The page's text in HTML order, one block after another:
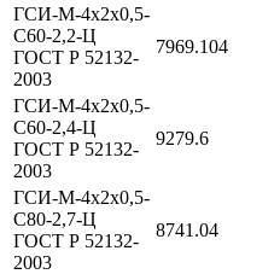
ГСИ-М-4х2х0,5-
С60-2,2-Ц
ГОСТ Р 52132-
2003
7969.104
ГСИ-М-4х2х0,5-
С60-2,4-Ц
ГОСТ Р 52132-
2003
9279.6
ГСИ-М-4х2х0,5-
С80-2,7-Ц
ГОСТ Р 52132-
2003
8741.04